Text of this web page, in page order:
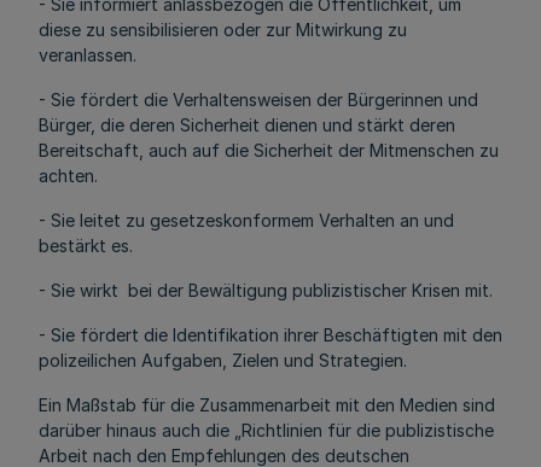
- Sie informiert anlassbezogen die Öffentlichkeit, um
diese zu sensibilisieren oder zur Mitwirkung zu
veranlassen.
- Sie fördert die Verhaltensweisen der Bürgerinnen und
Bürger, die deren Sicherheit dienen und stärkt deren
Bereitschaft, auch auf die Sicherheit der Mitmenschen zu
achten.
- Sie leitet zu gesetzeskonformem Verhalten an und
bestärkt es.
- Sie wirkt bei der Bewältigung publizistischer Krisen mit.
- Sie fördert die Identifikation ihrer Beschäftigten mit den
polizeilichen Aufgaben, Zielen und Strategien.
Ein Maßstab für die Zusammenarbeit mit den Medien sind
darüber hinaus auch die „Richtlinien für die publizistische
Arbeit nach den Empfehlungen des deutschen